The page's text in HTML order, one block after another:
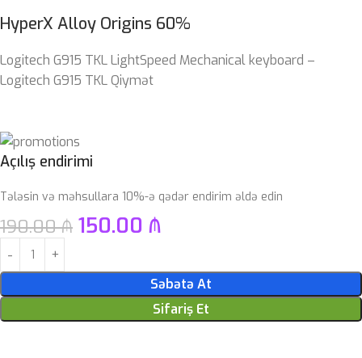
HyperX Alloy Origins 60%
Logitech G915 TKL LightSpeed Mechanical keyboard –
Logitech G915 TKL Qiymət
Açılış endirimi
Tələsin və məhsullara 10%-ə qədər endirim əldə edin
190.00₼ 150.00 ₼
Səbətə At
Sifariş Et